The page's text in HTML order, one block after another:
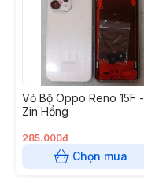
Vỏ Bộ Oppo Reno 15F -
Zin Hồng
285.000đ
Chọn mua